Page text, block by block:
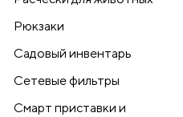
Рюкзаки
Садовый инвентарь
Сетевые фильтры
Смарт приставки и